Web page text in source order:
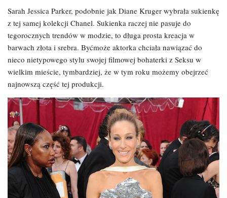
Sarah Jessica Parker, podobnie jak Diane Kruger wybrała sukienkę
z tej samej kolekcji Chanel. Sukienka raczej nie pasuje do
tegorocznych trendów w modzie, to długa prosta kreacja w
barwach złota i srebra. Byćmoże aktorka chciała nawiązać do
nieco nietypowego stylu swojej filmowej bohaterki z Seksu w
wielkim mieście, tymbardziej, że w tym roku możemy obejrzeć
najnowszą część tej produkcji.